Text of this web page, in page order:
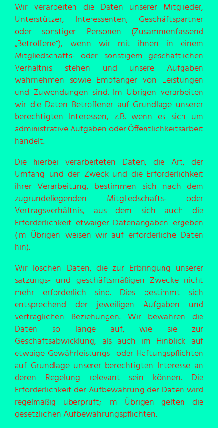
Wir verarbeiten die Daten unserer Mitglieder,
Unterstützer, Interessenten, Geschäftspartner
oder sonstiger Personen (Zusammenfassend
„Betroffene“), wenn wir mit ihnen in einem
Mitgliedschafts- oder sonstigem geschäftlichen
Verhältnis stehen und unsere Aufgaben
wahrnehmen sowie Empfänger von Leistungen
und Zuwendungen sind. Im Übrigen verarbeiten
wir die Daten Betroffener auf Grundlage unserer
berechtigten Interessen, z.B. wenn es sich um
administrative Aufgaben oder Öffentlichkeitsarbeit
handelt.
Die hierbei verarbeiteten Daten, die Art, der
Umfang und der Zweck und die Erforderlichkeit
ihrer Verarbeitung, bestimmen sich nach dem
zugrundeliegenden Mitgliedschafts- oder
Vertragsverhältnis, aus dem sich auch die
Erforderlichkeit etwaiger Datenangaben ergeben
(im Übrigen weisen wir auf erforderliche Daten
hin).
Wir löschen Daten, die zur Erbringung unserer
satzungs- und geschäftsmäßigen Zwecke nicht
mehr erforderlich sind. Dies bestimmt sich
entsprechend der jeweiligen Aufgaben und
vertraglichen Beziehungen. Wir bewahren die
Daten so lange auf, wie sie zur
Geschäftsabwicklung, als auch im Hinblick auf
etwaige Gewährleistungs- oder Haftungspflichten
auf Grundlage unserer berechtigten Interesse an
deren Regelung relevant sein können. Die
Erforderlichkeit der Aufbewahrung der Daten wird
regelmäßig überprüft; im Übrigen gelten die
gesetzlichen Aufbewahrungspflichten.